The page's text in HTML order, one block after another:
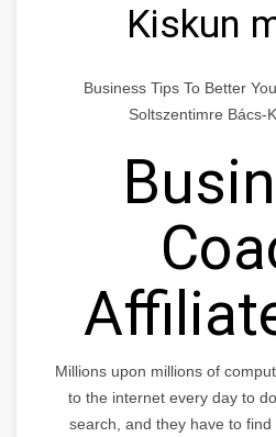
Kiskun
Business Tips To Better
Soltszentimre Bács-
Millions upon millions of
to the internet every day to
search, and they have to